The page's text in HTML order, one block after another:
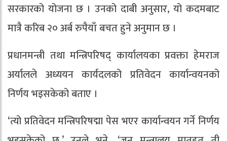
सरकारको योजना छ । उनको दाबी अनुसार, यो कदमबाट
मात्रै करिब २० अर्ब रुपैयाँ बचत हुने अनुमान छ ।
प्रधानमन्त्री तथा मन्त्रिपरिषद् कार्यालयका प्रवक्ता हेमराज
अर्यालले अध्ययन कार्यदलको प्रतिवेदन कार्यान्वयनको
निर्णय भइसकेको बताए ।
‘त्यो प्रतिवेदन मन्त्रिपरिषद्मा पेस भएर कार्यान्वयन गर्ने निर्णय